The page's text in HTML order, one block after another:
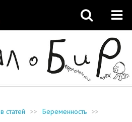
статей >> Беременность >>